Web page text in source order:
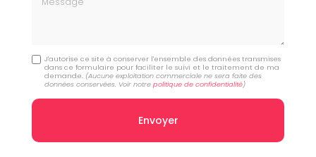
J'autorise ce site à conserver l'ensemble des données transmises
dans ce formulaire pour faciliter le suivi et le traitement de ma
demande. (Aucune exploitation commerciale ne sera faite des
données conservées. Voir notrepolitique de confidentialité)